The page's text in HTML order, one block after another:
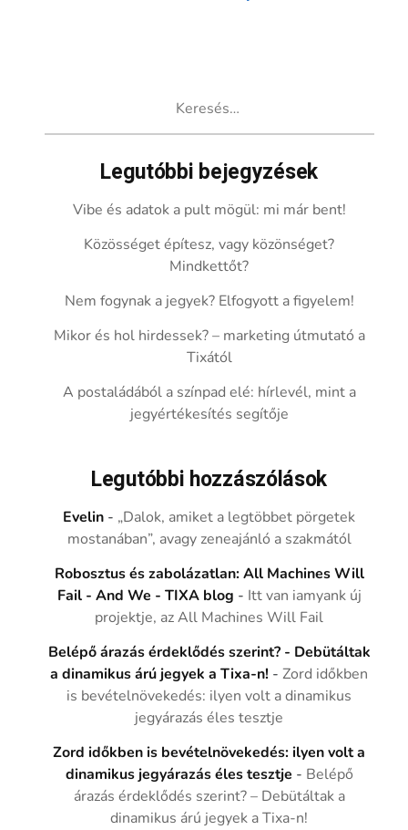
Legutóbbi bejegyzések
Vibe és adatok a pult mögül: mi már bent!
Közösséget építesz, vagy közönséget?
Mindkettőt?
Nem fogynak a jegyek? Elfogyott a figyelem!
Mikor és hol hirdessek? – marketing útmutató a
Tixától
A postaládából a színpad elé: hírlevél, mint a
jegyértékesítés segítője
Legutóbbi hozzászólások
Evelin - „Dalok, amiket a legtöbbet pörgetek
mostanában”, avagy zeneajánló a szakmától
Robosztus és zabolázatlan: All Machines Will
Fail - And We - TIXA blog - Itt van iamyank új
projektje, az All Machines Will Fail
Belépő árazás érdeklődés szerint? - Debütáltak
a dinamikus árú jegyek a Tixa-n! -Zord időkben
is bevételnövekedés: ilyen volt a dinamikus
jegyárazás éles tesztje
Zord időkben is bevételnövekedés: ilyen volt a
dinamikus jegyárazás éles tesztje - Belépő
árazás érdeklődés szerint? – Debütáltak a
dinamikus árú jegyek a Tixa-n!